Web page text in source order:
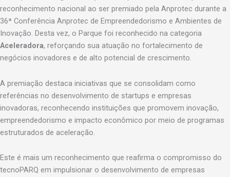
reconhecimento nacional ao ser premiado pela Anprotec durante a
36ª Conferência Anprotec de Empreendedorismo e Ambientes de
Inovação. Desta vez, o Parque foi reconhecido na categoria
Aceleradora, reforçando sua atuação no fortalecimento de
negócios inovadores e de alto potencial de crescimento.
A premiação destaca iniciativas que se consolidam como
referências no desenvolvimento de startups e empresas
inovadoras, reconhecendo instituições que promovem inovação,
empreendedorismo e impacto econômico por meio de programas
estruturados de aceleração.
Este é mais um reconhecimento que reafirma o compromisso do
tecnoPARQ em impulsionar o desenvolvimento de empresas